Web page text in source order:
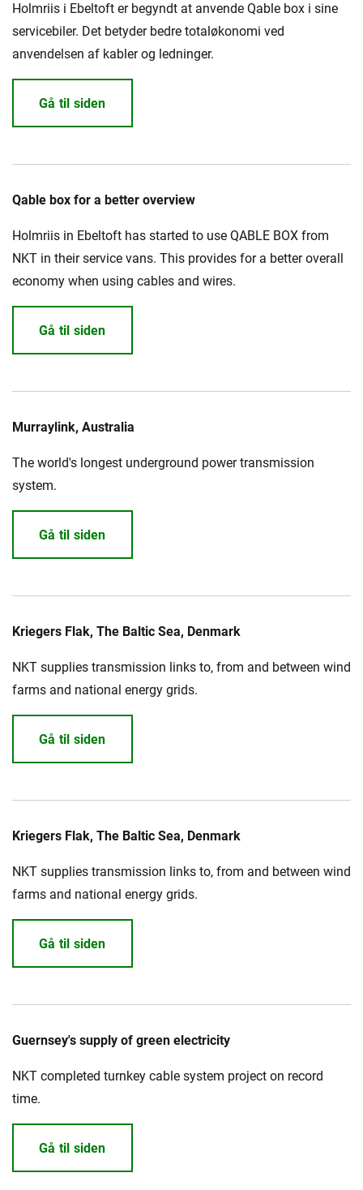
Holmriis i Ebeltoft er begyndt at anvende Qable box i sine
servicebiler. Det betyder bedre totaløkonomi ved
anvendelsen af kabler og ledninger.
Gå til siden
Qable box for a better overview
Holmriis in Ebeltoft has started to use QABLE BOX from
NKT in their service vans. This provides for a better overall
economy when using cables and wires.
Gå til siden
Murraylink, Australia
The world's longest underground power transmission
system.
Gå til siden
Kriegers Flak, The Baltic Sea, Denmark
NKT supplies transmission links to, from and between wind
farms and national energy grids.
Gå til siden
Kriegers Flak, The Baltic Sea, Denmark
NKT supplies transmission links to, from and between wind
farms and national energy grids.
Gå til siden
Guernsey's supply of green electricity
NKT completed turnkey cable system project on record
time.
Gå til siden